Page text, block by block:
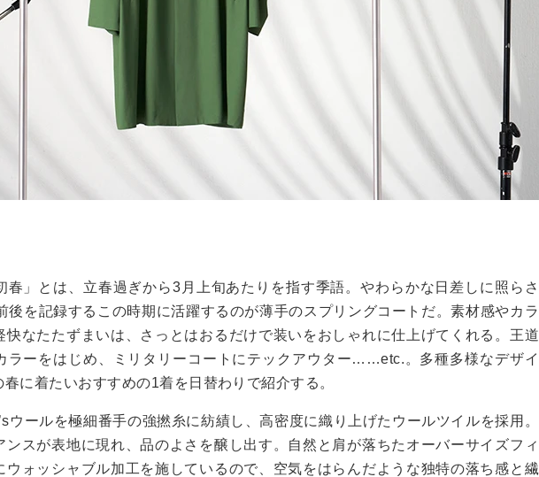
春」とは、立春過ぎから3月上旬あたりを指す季語。やわらかな日差しに照らさ
を記録するこの時期に活躍するのが薄手のスプリングコートだ。素材感やカラ
快なたたずまいは、さっとはおるだけで装いをおしゃれに仕上げてくれる。王道
ラーをはじめ、ミリタリーコートにテックアウター……etc.。多種多様なデザイ
に着たいおすすめの1着を日替わりで紹介する。
ウールを極細番手の強撚糸に紡績し、高密度に織り上げたウールツイルを採用。
ンスが表地に現れ、品のよさを醸し出す。自然と肩が落ちたオーバーサイズフィ
ウォッシャブル加工を施しているので、空気をはらんだような独特の落ち感と繊